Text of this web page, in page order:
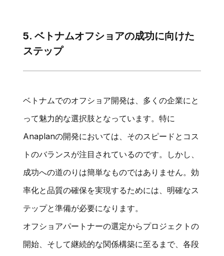
5. ベトナムオフショアの成功に向けた
ステップ
ベトナムでのオフショア開発は、多くの企業にと
って魅力的な選択肢となっています。特に
Anaplanの開発においては、そのスピードとコス
トのバランスが注目されているのです。しかし、
成功への道のりは簡単なものではありません。効
率化と品質の確保を実現するためには、明確なス
テップと準備が必要になります。
オフショアパートナーの選定からプロジェクトの
開始、そして継続的な関係構築に至るまで、各段